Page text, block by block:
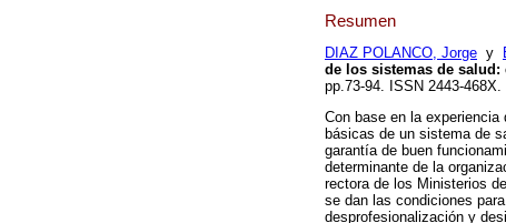
Resumen
DIAZ POLANCO, Jorge y
de los sistemas de salud :
pp.73-94. ISSN 2443-468X.
Con base en la
básicas de un sistema de
garantía de buen
determinante de la
rectora de los Ministerios
se dan las condiciones
desprofesionalización y